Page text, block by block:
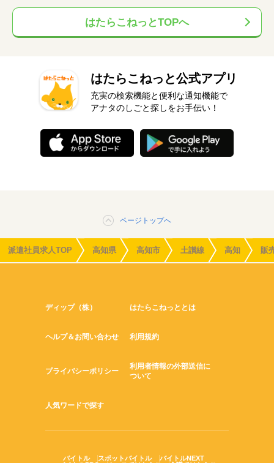
はたらこねっとTOPへ
はたらこねっと公式アプリ
充実の検索機能と便利な通知機能で
アナタのしごと探しをお手伝い！
ページトップへ
派遣社員求人TOP 高知県 高知市 土讃線 高知 販
ディップ（株） はたらこねっととは
ヘルプ＆お問い合わせ 利用規約
プライバシーポリシー
利用者情報の外部送信に
ついて
人気ワードで探す
バイトル スポットバイトル
バイトルNEXT